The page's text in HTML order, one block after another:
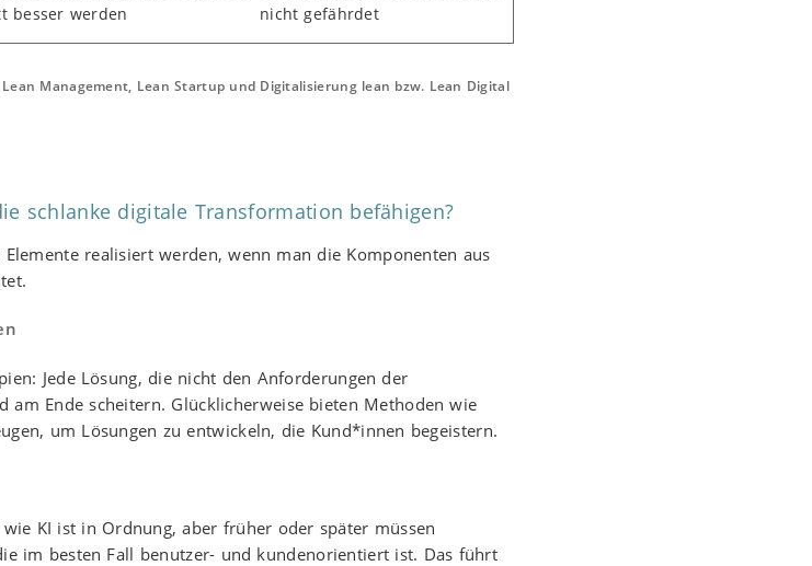
besser werden
nicht gefährdet
Management, Lean Startup und Digitalisierung lean bzw. Lean Digital
schlanke digitale Transformation befähigen?
realisiert werden, wenn man die Komponenten aus
Jede Lösung, die nicht den Anforderungen der
Ende scheitern. Glücklicherweise bieten Methoden wie
um Lösungen zu entwickeln, die Kund*innen begeistern.
KI ist in Ordnung, aber früher oder später müssen
im besten Fall benutzer- und kundenorientiert ist. Das führt